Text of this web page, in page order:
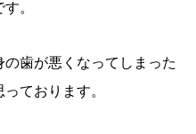
。
歯が悪くなってしまった
ております。